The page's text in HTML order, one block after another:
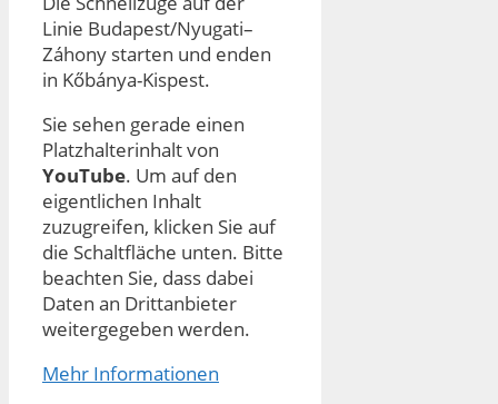
Linie Budapest/Nyugati–
Záhony starten und enden
in Kőbánya-Kispest.
Sie sehen gerade einen
Platzhalterinhalt von
YouTube. Um auf den
eigentlichen Inhalt
zuzugreifen, klicken Sie auf
die Schaltfläche unten. Bitte
beachten Sie, dass dabei
Daten an Drittanbieter
weitergegeben werden.
Mehr Informationen